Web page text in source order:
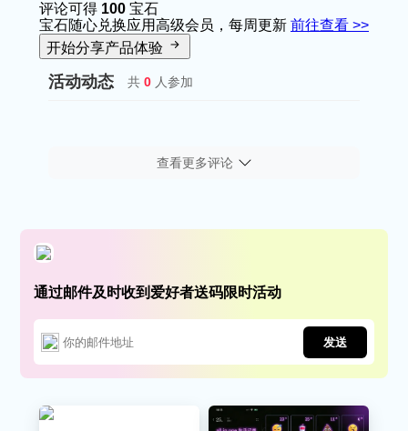
评论可得 100 宝石
宝石随心兑换应用高级会员，每周更新 前往查看 >>
开始分享产品体验
活动动态 共 0 人参加
查看更多评论
通过邮件及时收到爱好者送码限时活动
发送